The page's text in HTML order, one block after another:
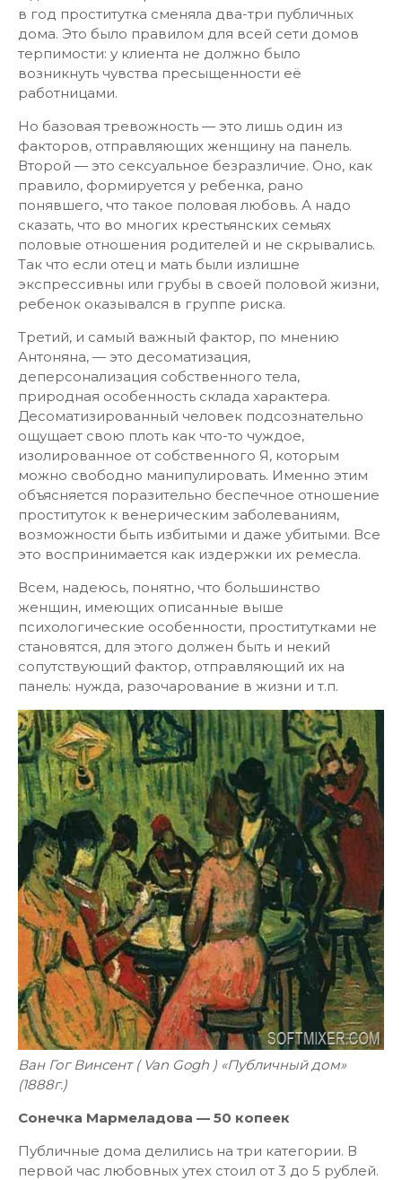
в год проститутка сменяла два-три публичных
дома. Это было правилом для всей сети домов
терпимости: у клиента не должно было
возникнуть чувства пресыщенности её
работницами.
Но базовая тревожность — это лишь один из
факторов, отправляющих женщину на панель.
Второй — это сексуальное безразличие. Оно, как
правило, формируется у ребенка, рано
понявшего, что такое половая любовь. А надо
сказать, что во многих крестьянских семьях
половые отношения родителей и не скрывались.
Так что если отец и мать были излишне
экспрессивны или грубы в своей половой жизни,
ребенок оказывался в группе риска.
Третий, и самый важный фактор, по мнению
Антоняна, — это десоматизация,
деперсонализация собственного тела,
природная особенность склада характера.
Десоматизированный человек подсознательно
ощущает свою плоть как что-то чуждое,
изолированное от собственного Я, которым
можно свободно манипулировать. Именно этим
объясняется поразительно беспечное отношение
проституток к венерическим заболеваниям,
возможности быть избитыми и даже убитыми. Все
это воспринимается как издержки их ремесла.
Всем, надеюсь, понятно, что большинство
женщин, имеющих описанные выше
психологические особенности, проститутками не
становятся, для этого должен быть и некий
сопутствующий фактор, отправляющий их на
панель: нужда, разочарование в жизни и т.п.
Ван Гог Винсент ( Van Gogh ) «Публичный дом»
(1888г.)
Сонечка Мармеладова — 50 копеек
Публичные дома делились на три категории. В
первой час любовных утех стоил от 3 до 5 рублей.